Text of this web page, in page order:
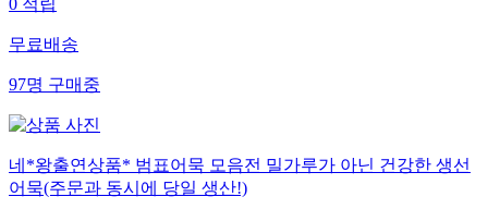
0적립
무료배송
97명구매중
네*왕출연상품* 범표어묵 모음전 밀가루가 아닌 건강한 생선
어묵(주문과 동시에 당일 생산!)